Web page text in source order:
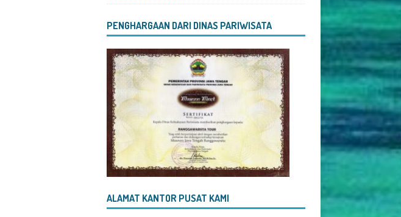
PENGHARGAAN DARI DINAS PARIWISATA
ALAMAT KANTOR PUSAT KAMI